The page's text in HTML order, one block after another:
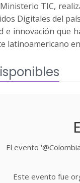
TIC,
Digitales del
e innovación que
latinoamericano
El evento
Este evento fue